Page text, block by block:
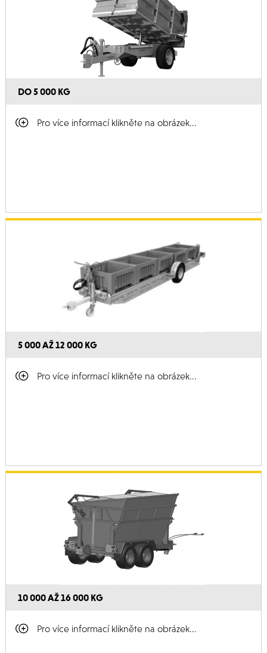
DO 5 000 KG
Pro více informací klikněte na obrázek...
5 000 AŽ 12 000 KG
Pro více informací klikněte na obrázek...
10 000 AŽ 16 000 KG
Pro více informací klikněte na obrázek...